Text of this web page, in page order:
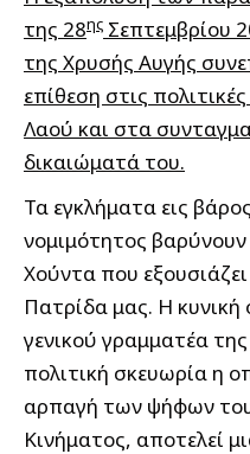
της 28ης Σεπτεμβρίου
της Χρυσής Αυγής
επίθεση στις
Λαού και στα
δικαιώματά του.
Τα εγκλήματα εις
νομιμότητος βαρύνουν
Χούντα που
Πατρίδα μας. Η
γενικού γραμματέα
πολιτική σκευωρία η
αρπαγή των ψήφων του
Κινήματος, αποτελεί